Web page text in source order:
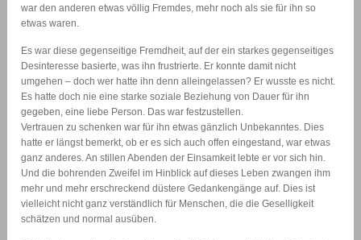
war den anderen etwas völlig Fremdes, mehr noch als sie für ihn so
etwas waren.
Es war diese gegenseitige Fremdheit, auf der ein starkes gegenseitiges
Desinteresse basierte, was ihn frustrierte. Er konnte damit nicht
umgehen – doch wer hatte ihn denn alleingelassen? Er wusste es nicht.
Es hatte doch nie eine starke soziale Beziehung von Dauer für ihn
gegeben, eine liebe Person. Das war festzustellen.
Vertrauen zu schenken war für ihn etwas gänzlich Unbekanntes. Dies
hatte er längst bemerkt, ob er es sich auch offen eingestand, war etwas
ganz anderes. An stillen Abenden der Einsamkeit lebte er vor sich hin.
Und die bohrenden Zweifel im Hinblick auf dieses Leben zwangen ihm
mehr und mehr erschreckend düstere Gedankengänge auf. Dies ist
vielleicht nicht ganz verständlich für Menschen, die die Geselligkeit
schätzen und normal ausüben.